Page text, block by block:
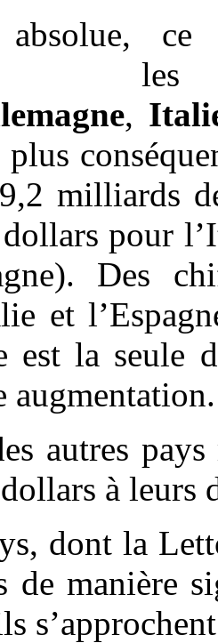
ce
,
plus
milliards
pour
Des
et
est la seule
augmentation.
autres
à leurs
dont la
de manière